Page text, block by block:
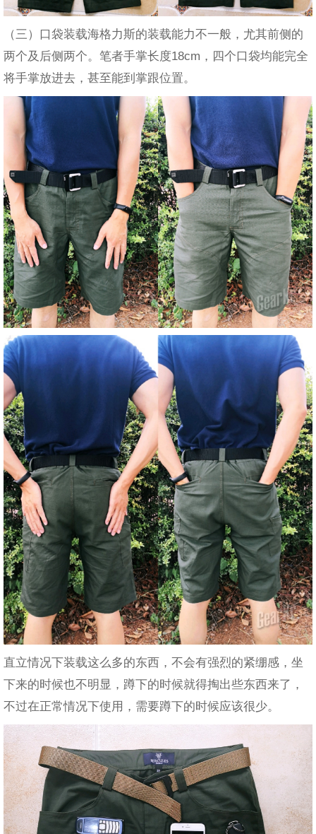
（三）口袋装载海格力斯的装载能力不一般，尤其前侧的
两个及后侧两个。笔者手掌长度18cm，四个口袋均能完全
将手掌放进去，甚至能到掌跟位置。
直立情况下装载这么多的东西，不会有强烈的紧绷感，坐
下来的时候也不明显，蹲下的时候就得掏出些东西来了，
不过在正常情况下使用，需要蹲下的时候应该很少。